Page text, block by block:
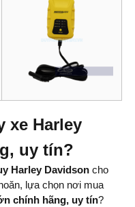
xe Harley
uy tín?
Harley Davidson cho
lựa chọn nơi mua
chính hãng, uy tín?